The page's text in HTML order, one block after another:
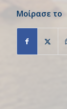
Μοίρασε το